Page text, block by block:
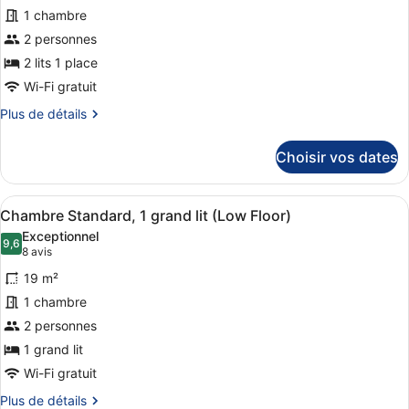
grand
lit
(First
Floor)
ce
type
de
chambre :
Chambre
lits
une
place,
rez-
de-
chaussée
1 chambre
2 personnes
2 lits 1 place
Wi-Fi gratuit
Plus de détails
Plus
le
type
de
chambre
Chambre
Standard,
lits
une
place,
rez-
de-
chaussée
Choisir vos dates
Afficher
toutes
les
photos
pour
ce
type
de
chambre :
Chambre
Une salle de bain moderne avec
8
Chambre Standard, 1 grand lit (Low Floor)
9,69,6 sur 10
Exceptionnel
8 avis
(8 avis)
19 m²
1 chambre
2 personnes
1 grand lit
Wi-Fi gratuit
Plus de détails
Plus